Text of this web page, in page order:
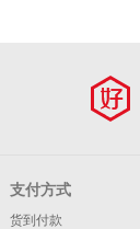
支付方式
货到付款